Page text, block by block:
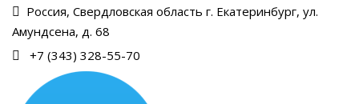
Россия, Свердловская область г. Екатеринбург, ул.
Амундсена, д. 68
+7 (343) 328-55-70